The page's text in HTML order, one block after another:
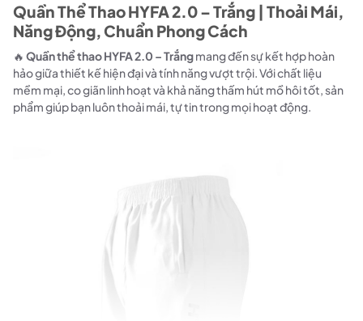
Quần Thể Thao HYFA 2.0 – Trắng | Thoải Mái,
Năng Động, Chuẩn Phong Cách
🔥 Quần thể thao HYFA 2.0 – Trắngmang đến sự kết hợp hoàn
hảo giữa thiết kế hiện đại và tính năng vượt trội. Với chất liệu
mềm mại, co giãn linh hoạt và khả năng thấm hút mồ hôi tốt, sản
phẩm giúp bạn luôn thoải mái, tự tin trong mọi hoạt động.